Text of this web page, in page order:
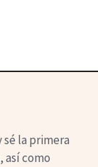
la primera
así como